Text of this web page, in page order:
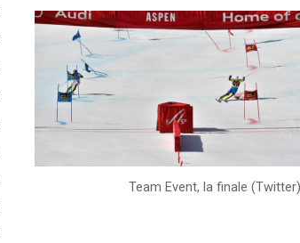
Team Event, la finale (Twitter)